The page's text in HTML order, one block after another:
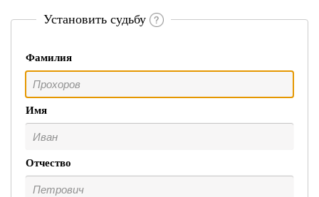
Установить судьбу
Фамилия
Имя
Отчество